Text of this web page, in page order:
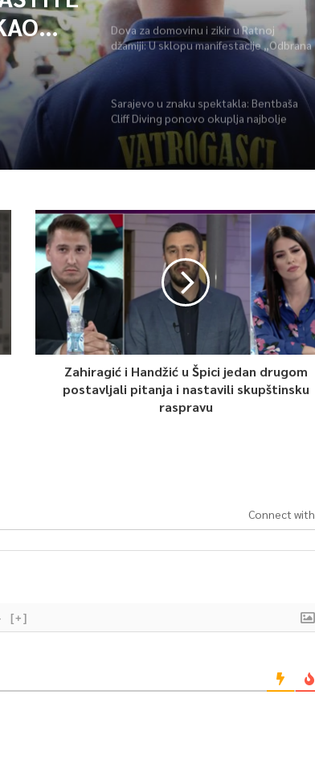
Dova za domovinu i zikir u Ratnoj
džamiji: U sklopu manifestacije „Odbrana
BiH – Igman 2026“ odana počast
Sarajevo u znaku spektakla: Bentbaša
Cliff Diving ponovo okuplja najbolje
skakače i vrhunsku zabavu
Zahiragić i Handžić u Špici jedan drugom
postavljali pitanja i nastavili skupštinsku
raspravu
Connect with
[+]